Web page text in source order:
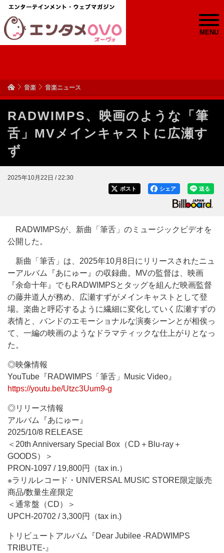
MENU
音楽 音楽ニュース
RADWIMPS、映画のような「筆
舌」MVメインキャストに広瀬す
ず
2025年10月22日 / 22:30
送る
シェア
ポスト
RADWIMPSが、新曲「筆舌」のミュージックビデオを
公開した。
新曲「筆舌」は、2025年10月8日にリリースされたニュ
ーアルバム『あにゅー』の収録曲。MVの監督は、映画
『余命十年』でもRADWIMPSとタッグを組んだ映画監督
の藤井道人が務め、広瀬すずがメインキャストとして登
場。楽曲と呼応するように繊細に変化していく広瀬すずの
表情と、バンドのエモーショナルな演奏シーンとが相俟っ
て、一編の映画のようなドラマティックな仕上がりとなっ
た。
◎映像情報
YouTube『RADWIMPS「筆舌」Music Video』
https://youtu.be/Utzc3Uum9-g
◎リリース情報
アルバム『あにゅー』
2025/10/8 RELEASE
＜20th Anniversary Special Box（CD＋Blu-ray＋
GOODS）＞
PRON-1097 / 19,800円（tax in.）
※ラリルレコード・UNIVERSAL MUSIC STORE限定販売
商品/数量生産限定
＜通常盤（CD）＞
UPCH-20702 / 3,300円（tax in.)
トリビュートアルバム『Dear Jubilee -RADWIMPS
TRIBUTE-』